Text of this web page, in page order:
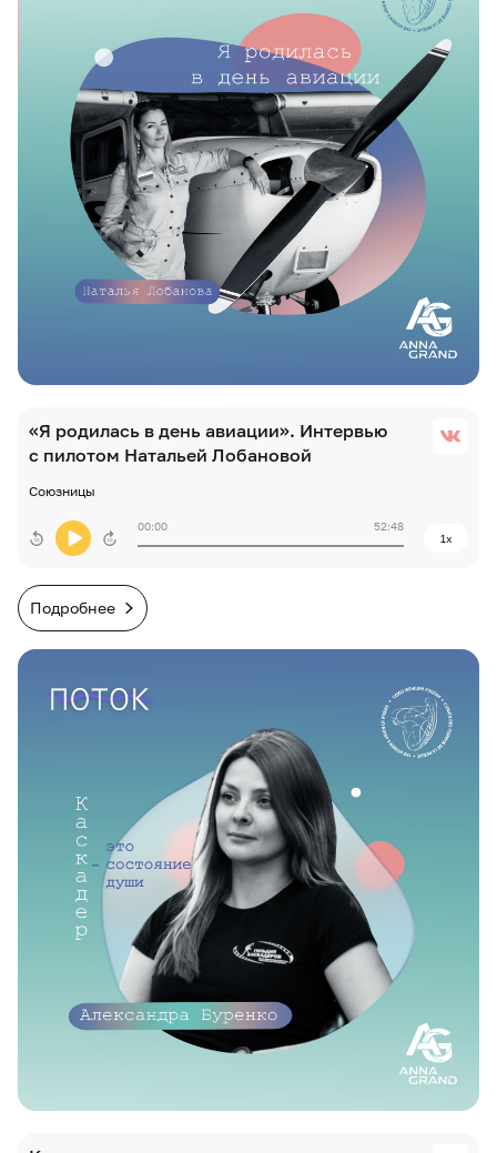
«Я родилась в день авиации». Интервью
с пилотом Натальей Лобановой
Союзницы
00:00
52:48
1x
Подробнее